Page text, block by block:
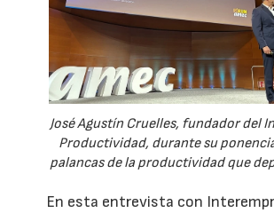
José Agustín Cruelles, fundador del
Productividad, durante su
palancas de la productividad que
En esta entrevista con